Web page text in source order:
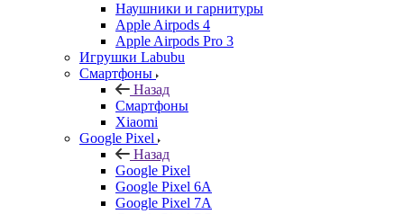
Наушники и гарнитуры
Apple Airpods 4
Apple Airpods Pro 3
Игрушки Labubu
Смартфоны
Назад
Смартфоны
Xiaomi
Google Pixel
Назад
Google Pixel
Google Pixel 6A
Google Pixel 7А